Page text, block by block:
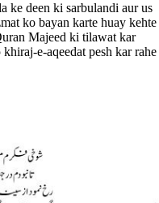
ke deen ki sarbulandi aur us
ko bayan karte huay kehte
Majeed ki tilawat kar
e-aqeedat pesh kar rahe